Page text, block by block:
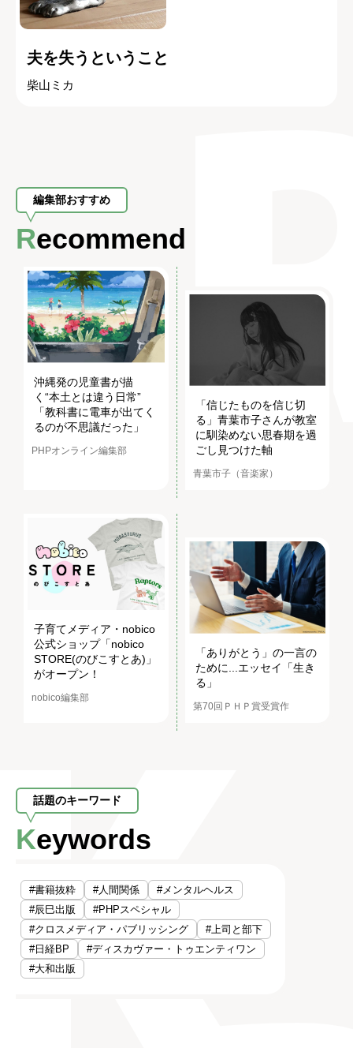
夫を失うということ
柴山ミカ
編集部おすすめ
Recommend
沖縄発の児童書が描
く“本土とは違う日常”
「教科書に電車が出てく
るのが不思議だった」
PHPオンライン編集部
「信じたものを信じ切
る」青葉市子さんが教室
に馴染めない思春期を過
ごし見つけた軸
青葉市子（音楽家）
子育てメディア・nobico
公式ショップ「nobico
STORE(のびこすとあ)」
がオープン！
nobico編集部
「ありがとう」の一言の
ために...エッセイ「生き
る」
第70回ＰＨＰ賞受賞作
話題のキーワード
Keywords
#書籍抜粋 #人間関係
#メンタルヘルス
#辰巳出版
#PHPスペシャル
#クロスメディア・パブリッシング
#上司と部下
#日経BP
#ディスカヴァー・トゥエンティワン
#大和出版